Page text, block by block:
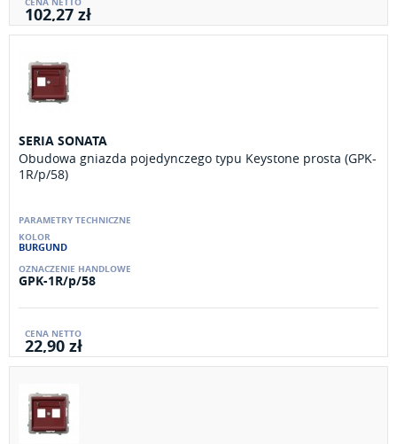
102,27 zł
SERIA SONATA
Obudowa gniazda pojedynczego typu Keystone prosta (GPK-
1R/p/58)
BURGUND
GPK-1R/p/58
22,90 zł